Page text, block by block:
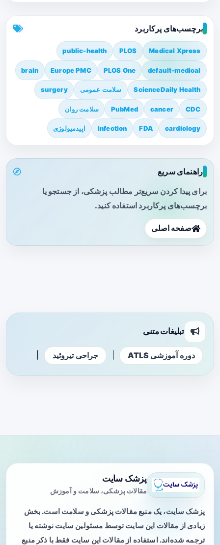
برچسب‌های پرکاربرد
Medical Xpress
PLOS
public-health
default-medical
PLOS One
Europe PMC
brain
ScienceDaily Health سلامت عمومی surgery
CDC
cancer
PubMed سلامت روان
cardiology
FDA
infection اپیدمیولوژی
راهنمای سریع
برای پیدا کردن سریع‌تر مطالب پزشکی، از جستجو یا
برچسب‌های پرکاربرد استفاده کنید.
صفحه اصلی
تبلیغات متنی
دوره آموزشی ATLS جراحی تیروئید
پزشک سایت
مقالات پزشکی، سلامت و آموزش
پزشک سایت، یک منبع مقالات پزشکی و سلامت است. بخش
زیادی از مقالات این سایت توسط مسئولین سایت نوشته یا
ترجمه شده‌اند. استفاده از مقالات این سایت فقط با ذکر منبع